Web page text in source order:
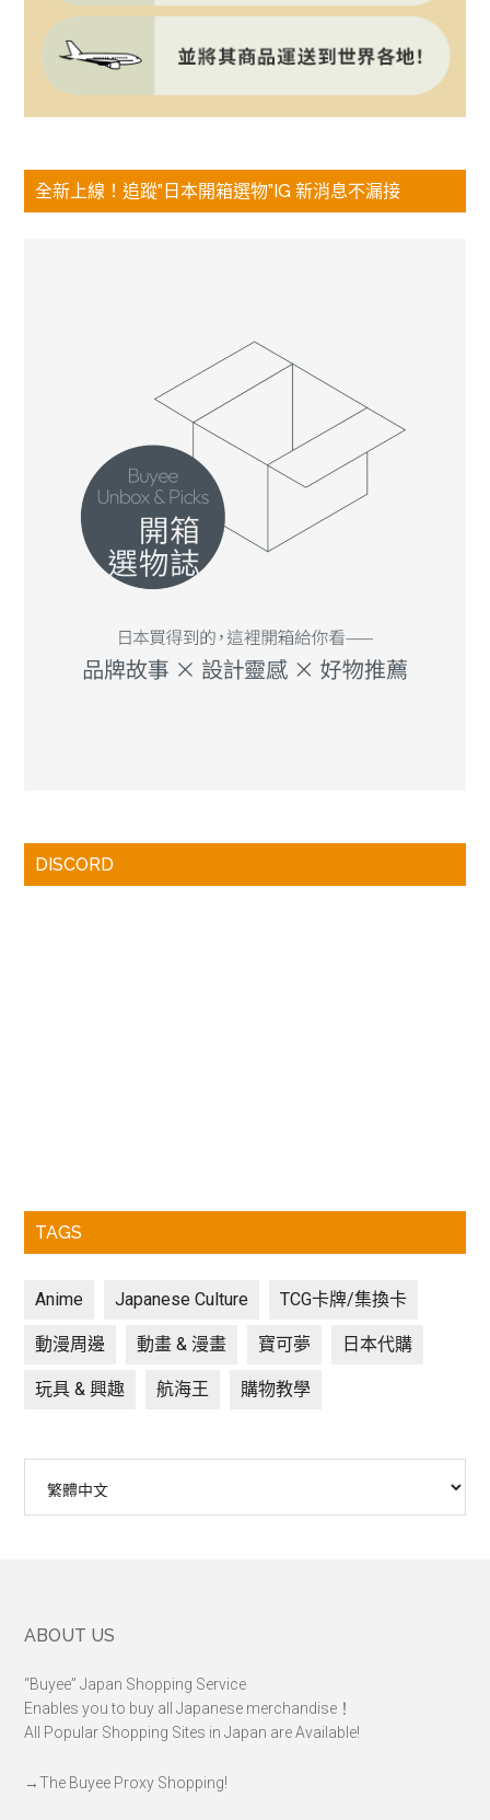
全新上線！追蹤”日本開箱選物”IG 新消息不漏接
DISCORD
TAGS
Anime Japanese Culture TCG卡牌/集換卡
動漫周邊 動畫 & 漫畫 寶可夢 日本代購
玩具 & 興趣 航海王 購物教學
Footer
ABOUT US
“Buyee” Japan Shopping Service
Enables you to buy all Japanese merchandise！
All Popular Shopping Sites in Japan are Available!
→The Buyee Proxy Shopping!